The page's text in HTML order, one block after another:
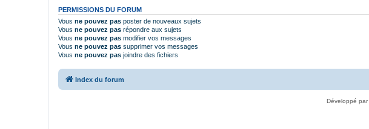
PERMISSIONS DU FORUM
Vous ne pouvez pas poster de nouveaux sujets
Vous ne pouvez pas répondre aux sujets
Vous ne pouvez pas modifier vos messages
Vous ne pouvez pas supprimer vos messages
Vous ne pouvez pas joindre des fichiers
Index du forum
Développé par